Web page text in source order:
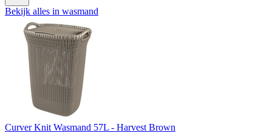
Bekijk alles in wasmand
Curver Knit Wasmand 57L - Harvest Brown